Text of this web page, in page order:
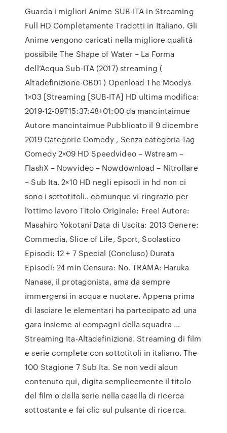
Guarda i migliori Anime SUB-ITA in Streaming
Full HD Completamente Tradotti in Italiano. Gli
Anime vengono caricati nella migliore qualità
possibile The Shape of Water – La Forma
dell’Acqua Sub-ITA (2017) streaming (
Altadefinizione-CB01 ) Openload The Moodys
1×03 [Streaming [SUB-ITA] HD ultima modifica:
2019-12-09T15:37:48+01:00 da mancintaimue
Autore mancintaimue Pubblicato il 9 dicembre
2019 Categorie Comedy , Senza categoria Tag
Comedy 2×09 HD Speedvideo – Wstream –
FlashX – Nowvideo – Nowdownload – Nitroflare
– Sub Ita. 2×10 HD negli episodi in hd non ci
sono i sottotitoli.. comunque vi ringrazio per
l’ottimo lavoro Titolo Originale: Free! Autore:
Masahiro Yokotani Data di Uscita: 2013 Genere:
Commedia, Slice of Life, Sport, Scolastico
Episodi: 12 + 7 Special (Concluso) Durata
Episodi: 24 min Censura: No. TRAMA: Haruka
Nanase, il protagonista, ama da sempre
immergersi in acqua e nuotare. Appena prima
di lasciare le elementari ha partecipato ad una
gara insieme ai compagni della squadra …
Streaming Ita-Altadefinizione. Streaming di film
e serie complete con sottotitoli in italiano. The
100 Stagione 7 Sub Ita. Se non vedi alcun
contenuto qui, digita semplicemente il titolo
del film o della serie nella casella di ricerca
sottostante e fai clic sul pulsante di ricerca.